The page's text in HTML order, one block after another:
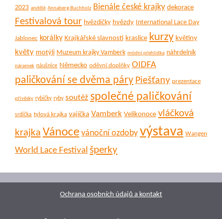
2023 andělé Annaberg-Buchholz Bienále české krajky dekorace
Festivalová tour hvězdičky hvězdy International Lace Day
Jablonec korálky Krajkářské slavnosti kraslice kurzy květiny
květy motýli Muzeum krajky Vamberk módní přehlídka náhrdelník
náramek náušnice Německo oděvní doplňky OIDFA
paličkování se dvěma páry Piešťany prezentace
přívěsky rybičky ryby soutěž společné paličkování
srdíčka tylová krajka vajíčka Vamberk Velikonoce vláčková
krajka Vánoce vánoční ozdoby výstava Wangen
World Lace Festival šperky
Ochrana osobních údajů a kontakt